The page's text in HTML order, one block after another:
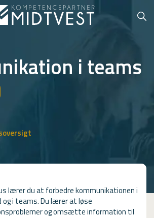
i teams
lærer du at forbedre kommunikationen i
og i teams. Du lærer at løse
og omsætte information til